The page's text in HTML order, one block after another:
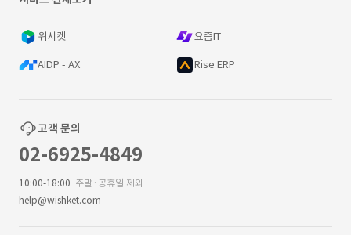
위시켓 요즘IT
AIDP - AX Rise ERP
고객 문의
02-6925-4849
10:00-18:00 주말·공휴일 제외
help@wishket.com